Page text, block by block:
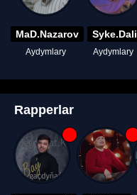
MaD.Nazarov
Aydymlary
Syke.Dali
Aydymlary
Rapperlar